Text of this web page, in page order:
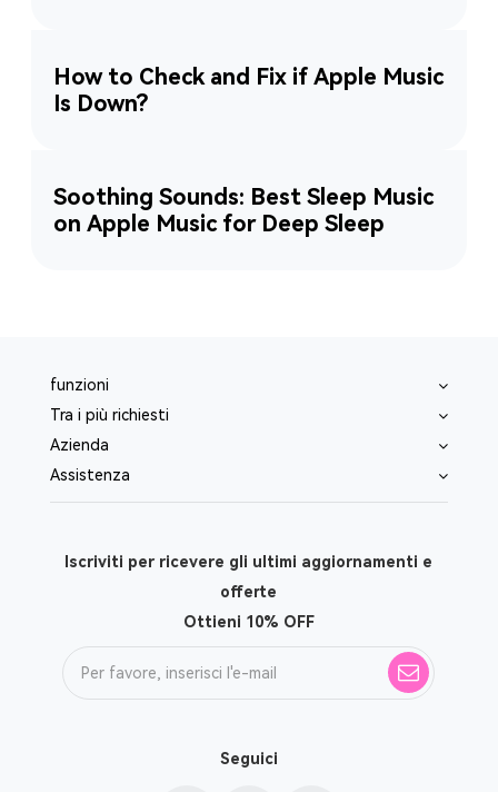
How to Check and Fix if Apple Music
Is Down?
Soothing Sounds: Best Sleep Music
on Apple Music for Deep Sleep
funzioni
Tra i più richiesti
Azienda
Assistenza
Iscriviti per ricevere gli ultimi aggiornamenti e
offerte
Ottieni 10% OFF
Seguici